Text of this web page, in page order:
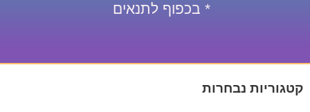
* בכפוף לתנאים
קטגוריות נבחרות